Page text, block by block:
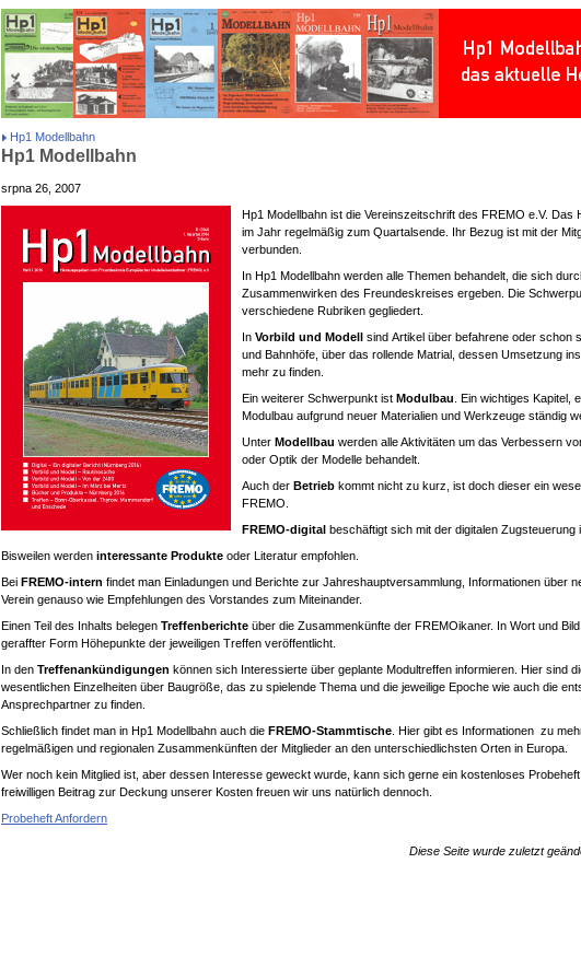
Hp1 Modellbahn
Hp1 Modellbahn
srpna 26, 2007
Hp1 Modellbahn ist die Vereinszeitschrift des FREMO e.V. Das
im Jahr regelmäßig zum Quartalsende. Ihr Bezug ist mit der
verbunden.
In Hp1 Modellbahn werden alle Themen behandelt, die sich
Zusammenwirken des Freundeskreises ergeben. Die
verschiedene Rubriken gegliedert.
In Vorbild und Modell sind Artikel über befahrene oder schon
und Bahnhöfe, über das rollende Matrial, dessen Umsetzung
mehr zu finden.
Ein weiterer Schwerpunkt ist Modulbau . Ein wichtiges Kapitel,
Modulbau aufgrund neuer Materialien und Werkzeuge ständig
Unter Modellbau werden alle Aktivitäten um das Verbessern
oder Optik der Modelle behandelt.
Auch der Betrieb kommt nicht zu kurz, ist doch dieser ein
FREMO.
FREMO-digital beschäftigt sich mit der digitalen Zugsteuerung
Bisweilen werden interessante Produkte oder Literatur empfohlen.
Bei FREMO-intern findet man Einladungen und Berichte zur Jahreshauptversammlung, Informationen über
Verein genauso wie Empfehlungen des Vorstandes zum Miteinander.
Einen Teil des Inhalts belegen Treffenberichte über die Zusammenkünfte der FREMOikaner. In Wort und
geraffter Form Höhepunkte der jeweiligen Treffen veröffentlicht.
In den Treffenankündigungen können sich Interessierte über geplante Modultreffen informieren. Hier sind
wesentlichen Einzelheiten über Baugröße, das zu spielende Thema und die jeweilige Epoche wie auch die
Ansprechpartner zu finden.
Schließlich findet man in Hp1 Modellbahn auch die FREMO-Stammtische . Hier gibt es Informationen zu
regelmäßigen und regionalen Zusammenkünften der Mitglieder an den unterschiedlichsten Orten in Europa.
Wer noch kein Mitglied ist, aber dessen Interesse geweckt wurde, kann sich gerne ein kostenloses
freiwilligen Beitrag zur Deckung unserer Kosten freuen wir uns natürlich dennoch.
Probeheft Anfordern
Diese Seite wurde zuletzt